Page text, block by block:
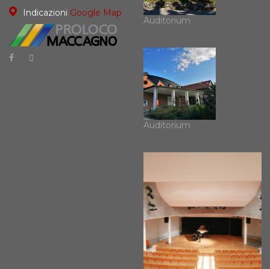
Indicazioni Google Map
Auditorium
Auditorium